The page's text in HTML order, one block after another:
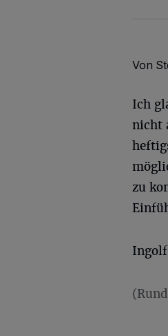
Von
Ich
nicht
zu